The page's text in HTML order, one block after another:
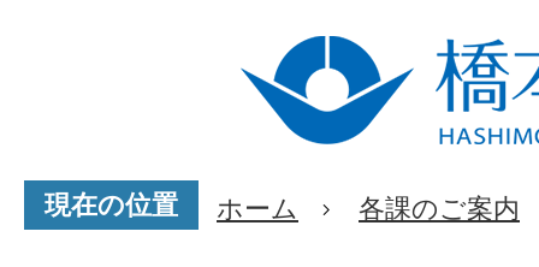
現在の位置 ホーム 各課のご案内